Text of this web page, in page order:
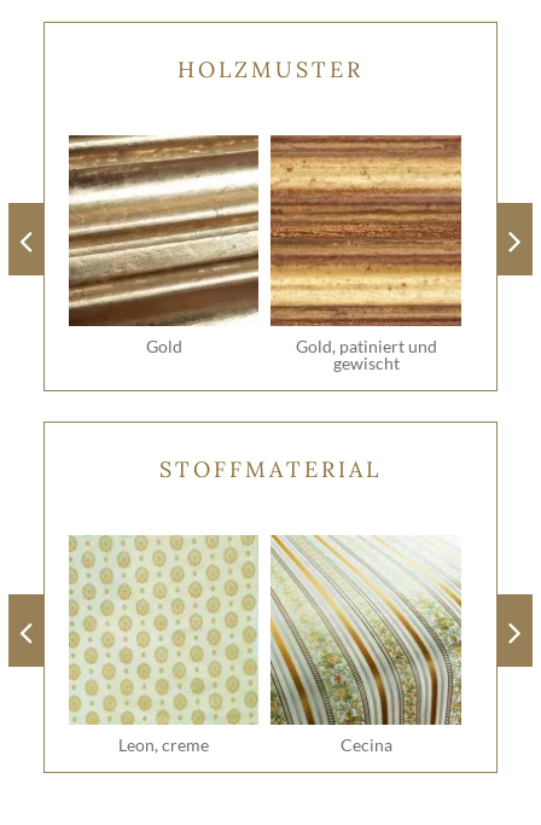
HOLZMUSTER
Gold
Gold, patiniert und
gewischt
STOFFMATERIAL
Leon, creme Cecina